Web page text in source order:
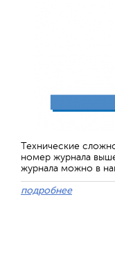
Технические
номер журнала
журнала можно в
подробнее